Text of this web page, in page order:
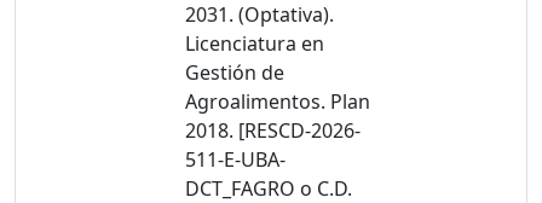
2031. (Optativa).
Licenciatura en
Gestión de
Agroalimentos. Plan
2018. [RESCD-2026-
511-E-UBA-
DCT_FAGRO o C.D.